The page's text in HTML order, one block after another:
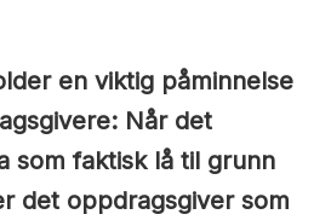
en viktig påminnelse
Når det
som faktisk lå til grunn
det oppdragsgiver som